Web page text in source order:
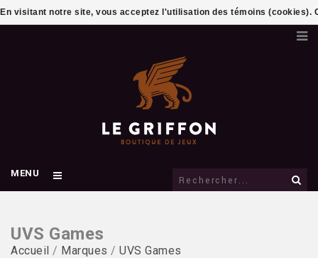
MENU
UVS Games
Accueil / Marques / UVS Games
En visitant notre site, vous acceptez l'utilisation des témoins